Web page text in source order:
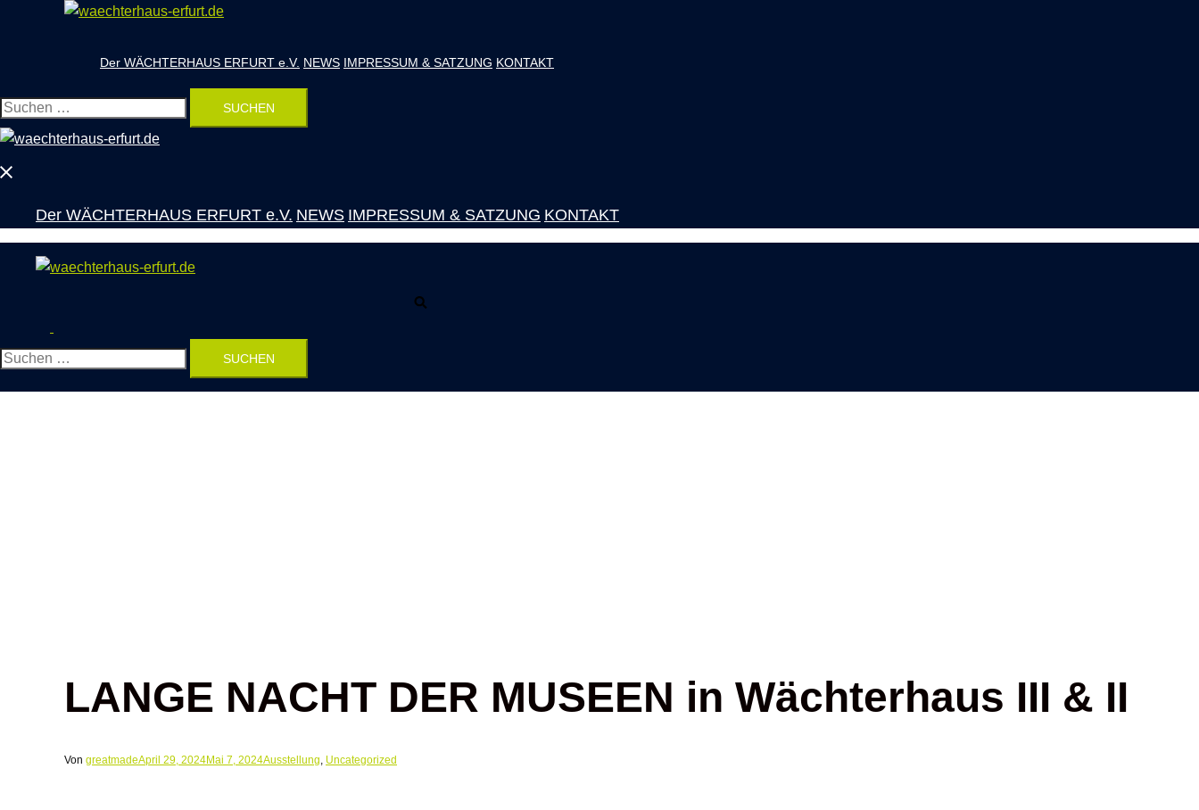
Der WÄCHTERHAUS ERFURT e.V. NEWS IMPRESSUM & SATZUNG KONTAKT
Suchen
nach:
Menü
Der WÄCHTERHAUS ERFURT e.V. NEWS IMPRESSUM & SATZUNG KONTAKT
umschalten
Suchen
LANGE NACHT DER MUSEEN in Wächterhaus III & II
Von greatmadeApril 29, 2024Mai 7, 2024Ausstellung, Uncategorized